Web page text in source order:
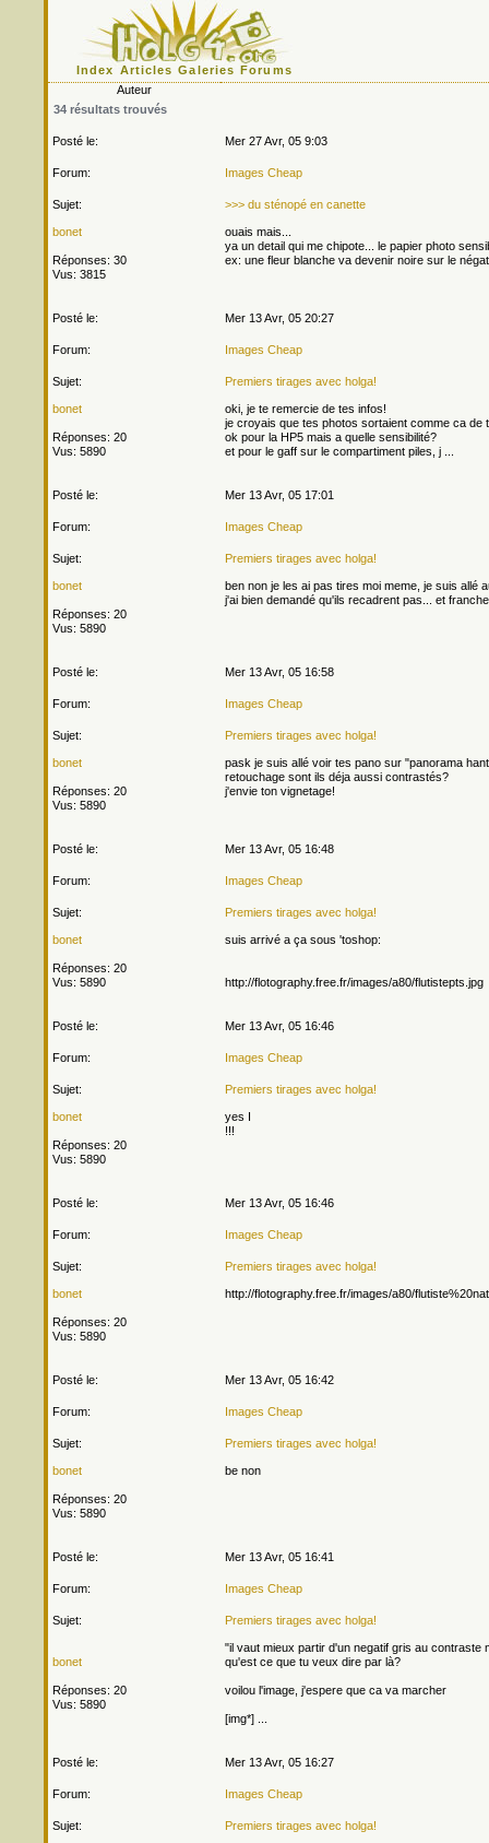
Index Articles Galeries Forums
Auteur
34 résultats trouvés
Posté le: Mer 27 Avr, 05 9:03
Forum: Images Cheap
Sujet: >>> du sténopé en canette
bonet
Réponses: 30
Vus: 3815
ouais mais...
ya un detail qui me chipote... le papier photo
ex: une fleur blanche va devenir noire sur le
Posté le: Mer 13 Avr, 05 20:27
Forum: Images Cheap
Sujet: Premiers tirages avec holga!
bonet
Réponses: 20
Vus: 5890
oki, je te remercie de tes infos!
je croyais que tes photos sortaient comme ca de
ok pour la HP5 mais a quelle sensibilité?
et pour le gaff sur le compartiment piles, j ...
Posté le: Mer 13 Avr, 05 17:01
Forum: Images Cheap
Sujet: Premiers tirages avec holga!
bonet
Réponses: 20
Vus: 5890
ben non je les ai pas tires moi meme, je suis allé
j'ai bien demandé qu'ils recadrent pas... et
Posté le: Mer 13 Avr, 05 16:58
Forum: Images Cheap
Sujet: Premiers tirages avec holga!
bonet
Réponses: 20
Vus: 5890
pask je suis allé voir tes pano sur "panorama
retouchage sont ils déja aussi contrastés?
j'envie ton vignetage!
Posté le: Mer 13 Avr, 05 16:48
Forum: Images Cheap
Sujet: Premiers tirages avec holga!
bonet
Réponses: 20
Vus: 5890
suis arrivé a ça sous 'toshop:
http://flotography.free.fr/images/a80/flutistepts.jpg
Posté le: Mer 13 Avr, 05 16:46
Forum: Images Cheap
Sujet: Premiers tirages avec holga!
bonet
Réponses: 20
Vus: 5890
yes I
!!!
Posté le: Mer 13 Avr, 05 16:46
Forum: Images Cheap
Sujet: Premiers tirages avec holga!
bonet
Réponses: 20
Vus: 5890
http://flotography.free.fr/images/a80/
Posté le: Mer 13 Avr, 05 16:42
Forum: Images Cheap
Sujet: Premiers tirages avec holga!
bonet
Réponses: 20
Vus: 5890
be non
Posté le: Mer 13 Avr, 05 16:41
Forum: Images Cheap
Sujet: Premiers tirages avec holga!
bonet
Réponses: 20
Vus: 5890
"il vaut mieux partir d'un negatif gris au contraste
qu'est ce que tu veux dire par là?
voilou l'image, j'espere que ca va marcher
[img*] ...
Posté le: Mer 13 Avr, 05 16:27
Forum: Images Cheap
Sujet: Premiers tirages avec holga!